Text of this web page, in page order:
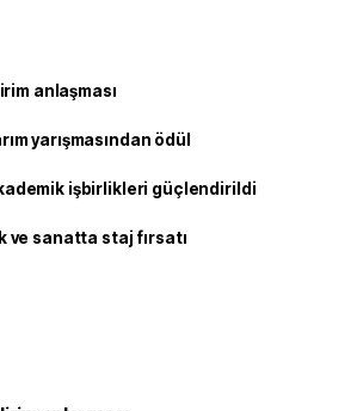
anlaşması
yarışmasından ödül
işbirlikleri güçlendirildi
ve sanatta staj fırsatı